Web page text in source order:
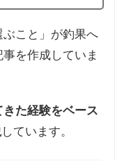
ぶこと」が釣果へ
を作成していま
た経験をベース
しています。